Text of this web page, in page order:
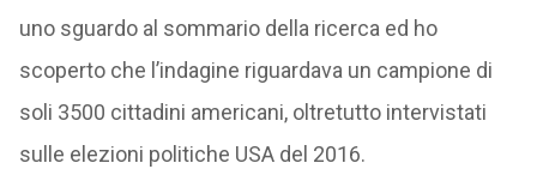
uno sguardo al sommario della ricerca ed ho
scoperto che l’indagine riguardava un campione di
soli 3500 cittadini americani, oltretutto intervistati
sulle elezioni politiche USA del 2016.